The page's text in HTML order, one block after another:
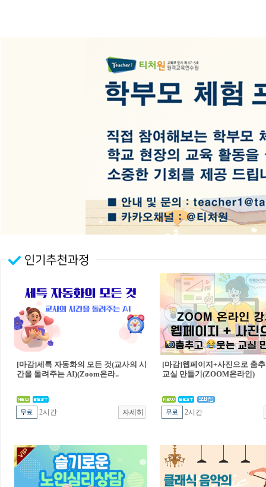
[마감]세특 자동화의 모든 것(교사의 시
간을 돌려주는 AI)(Zoom온라..
2시간
[마감]웹페이지+사진으로 춤
교실 만들기(ZOOM온라인)
2시간